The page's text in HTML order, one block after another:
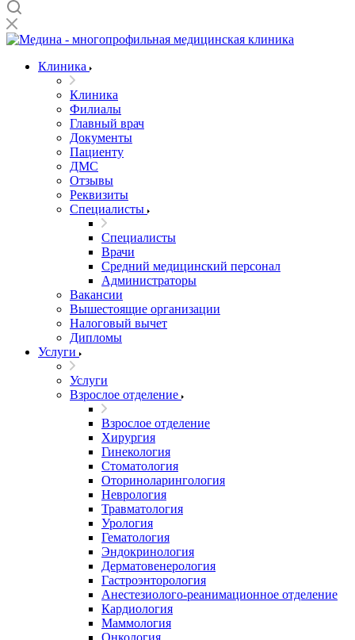
Клиника
Клиника
Филиалы
Главный врач
Документы
Пациенту
ДМС
Отзывы
Реквизиты
Специалисты
Специалисты
Врачи
Средний медицинский персонал
Администраторы
Вакансии
Вышестоящие организации
Налоговый вычет
Дипломы
Услуги
Услуги
Взрослое отделение
Взрослое отделение
Хирургия
Гинекология
Стоматология
Оториноларингология
Неврология
Травматология
Урология
Гематология
Эндокринология
Дерматовенерология
Гастроэнторология
Анестезиолого-реанимационное отделение
Кардиология
Маммология
Онкология